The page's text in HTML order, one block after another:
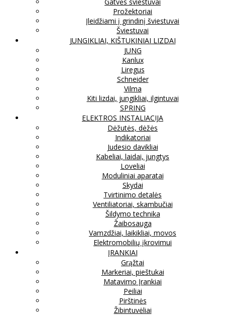
Prožektoriai
Įleidžiami į grindinį šviestuvai
Šviestuvai
JUNGIKLIAI, KIŠTUKINIAI LIZDAI
JUNG
Kanlux
Liregus
Schneider
Vilma
Kiti lizdai, jungikliai, ilgintuvai
SPRING
ELEKTROS INSTALIACIJA
Dėžutės, dėžės
Indikatoriai
Judesio davikliai
Kabeliai, laidai, jungtys
Loveliai
Moduliniai aparatai
Skydai
Tvirtinimo detalės
Ventiliatoriai, skambučiai
Šildymo technika
Žaibosauga
Vamzdžiai, laikikliai, movos
Elektromobilių įkrovimui
ĮRANKIAI
Grąžtai
Markeriai, pieštukai
Matavimo Įrankiai
Peiliai
Pirštinės
Žibintuvėliai